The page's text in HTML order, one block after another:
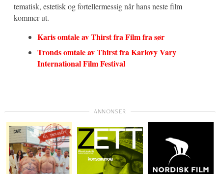
tematisk, estetisk og fortellermessig når hans neste film
kommer ut.
Karis omtale avThirstfra Film fra sør
Tronds omtale avThirstfra Karlovy Vary
International Film Festival